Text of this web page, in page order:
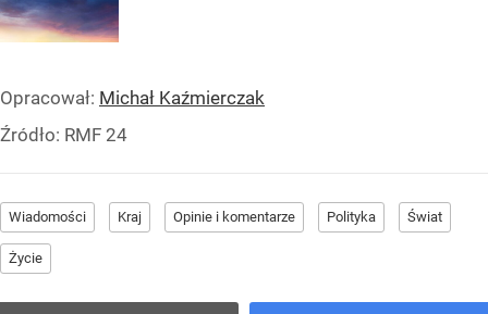
Opracował: Michał Kaźmierczak
Źródło: RMF 24
Wiadomości Kraj Opinie i komentarze Polityka Świat
Życie